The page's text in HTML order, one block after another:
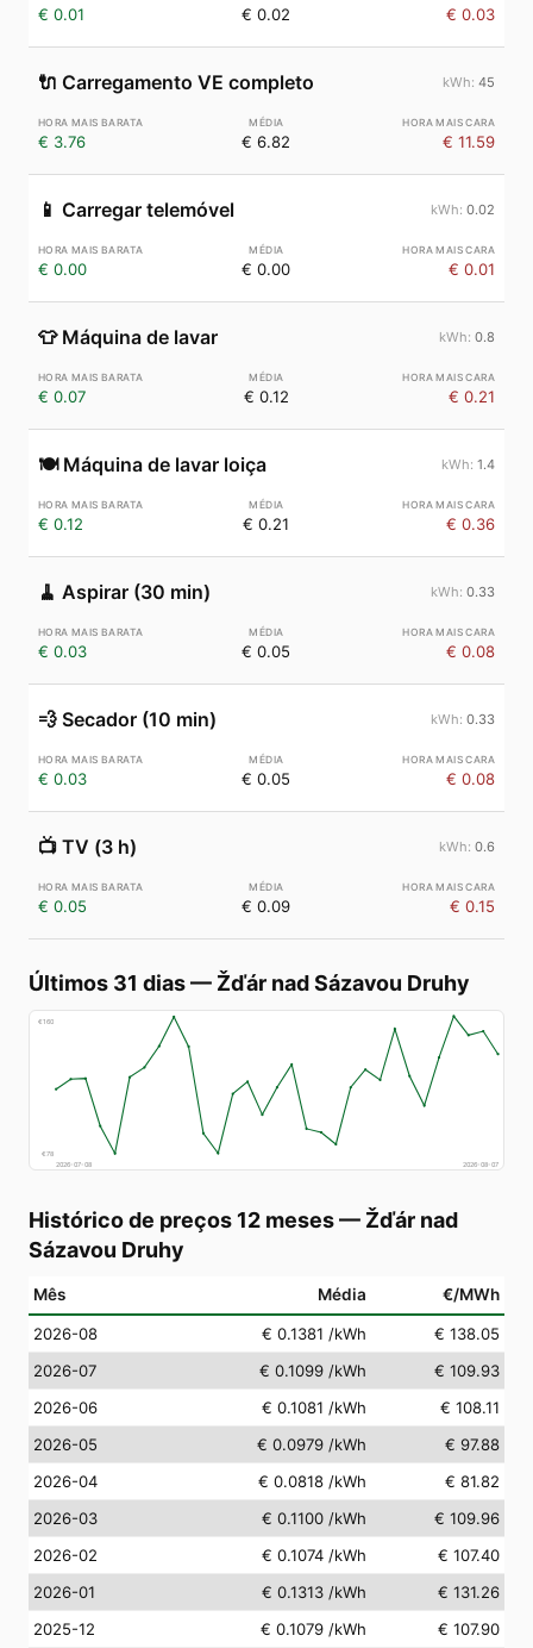
€ 0.01 € 0.02 € 0.03
🔌 Carregamento VE completo 45
€ 3.76 € 6.82 € 11.59
📱 Carregar telemóvel 0.02
€ 0.00 € 0.00 € 0.01
👕 Máquina de lavar 0.8
€ 0.07 € 0.12 € 0.21
🍽️ Máquina de lavar loiça 1.4
€ 0.12 € 0.21 € 0.36
🧹 Aspirar (30 min) 0.33
€ 0.03 € 0.05 € 0.08
💨 Secador (10 min) 0.33
€ 0.03 € 0.05 € 0.08
📺 TV (3 h) 0.6
€ 0.05 € 0.09 € 0.15
Últimos 31 dias— Žďár nad Sázavou Druhy
€160
€78
2026-07-08
2026-08-07
Histórico de preços 12 meses— Žďár nad
Sázavou Druhy
Mês Média €/MWh
2026-08 € 0.1381 /kWh
€ 138.05
2026-07
€ 0.1099 /kWh
€ 109.93
2026-06
€ 0.1081 /kWh
€ 108.11
2026-05
€ 0.0979 /kWh
€ 97.88
2026-04
€ 0.0818 /kWh
€ 81.82
2026-03
€ 0.1100 /kWh
€ 109.96
2026-02
€ 0.1074 /kWh
€ 107.40
2026-01
€ 0.1313 /kWh
€ 131.26
2025-12
€ 0.1079 /kWh
€ 107.90